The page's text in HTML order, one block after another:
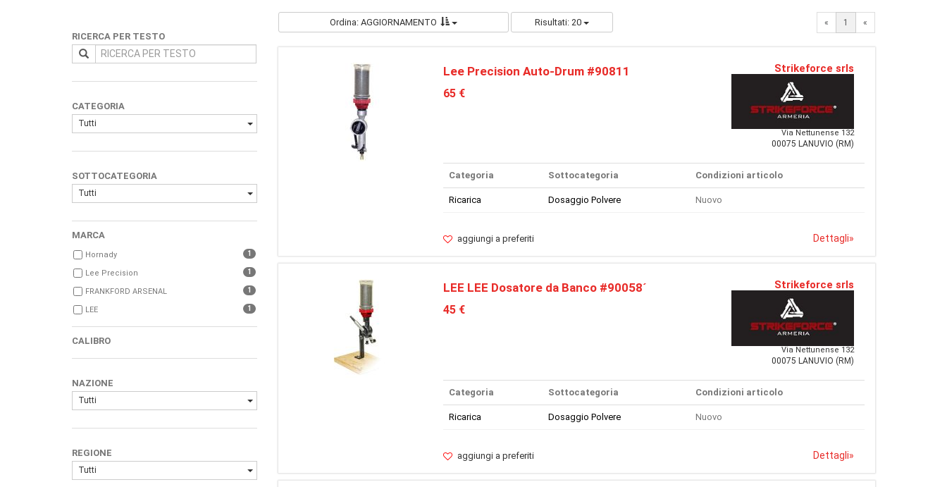
RICERCA PER TESTO
CATEGORIA
Tutti
SOTTOCATEGORIA
Tutti
MARCA
Hornady 1
Lee Precision 1
FRANKFORD ARSENAL 1
LEE 1
CALIBRO
NAZIONE
Tutti
REGIONE
Tutti
Ordina: AGGIORNAMENTO Risultati: 20 « 1 «
Lee Precision Auto-Drum #90811
65 €
Strikeforce srls
Via Nettunense 132
00075 LANUVIO (RM)
Categoria Sottocategoria Condizioni articolo
Ricarica Dosaggio Polvere Nuovo
aggiungi a preferiti Dettagli»
LEE LEE Dosatore da Banco #90058´
45 €
Strikeforce srls
Via Nettunense 132
00075 LANUVIO (RM)
Categoria Sottocategoria Condizioni articolo
Ricarica Dosaggio Polvere Nuovo
aggiungi a preferiti Dettagli»